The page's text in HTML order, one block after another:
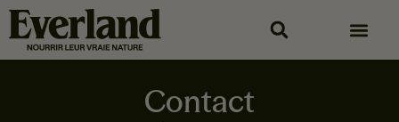
Contact